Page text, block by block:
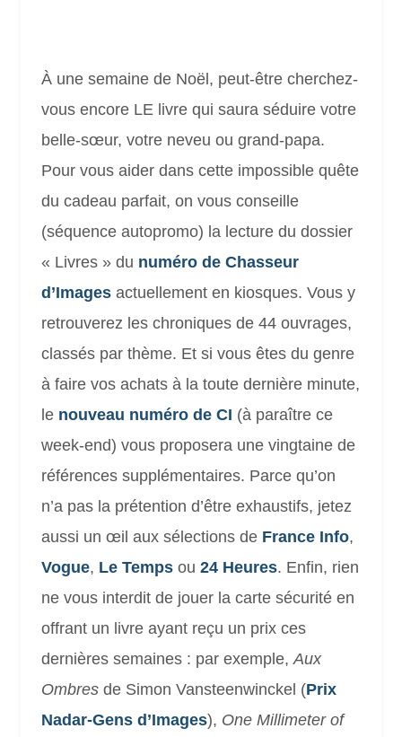
À une semaine de Noël, peut-être cherchez-
vous encore LE livre qui saura séduire votre
belle-sœur, votre neveu ou grand-papa.
Pour vous aider dans cette impossible quête
du cadeau parfait, on vous conseille
(séquence autopromo) la lecture du dossier
« Livres » du numéro de Chasseur
d’Imagesactuellement en kiosques. Vous y
retrouverez les chroniques de 44 ouvrages,
classés par thème. Et si vous êtes du genre
à faire vos achats à la toute dernière minute,
le nouveau numéro de CI (à paraître ce
week-end) vous proposera une vingtaine de
références supplémentaires. Parce qu’on
n’a pas la prétention d’être exhaustifs, jetez
aussi un œil aux sélections de France Info,
Vogue, Le Temps ou 24 Heures. Enfin, rien
ne vous interdit de jouer la carte sécurité en
offrant un livre ayant reçu un prix ces
dernières semaines : par exemple,Aux
Ombresde Simon Vansteenwinckel (Prix
Nadar-Gens d’Images), One Millimeter of